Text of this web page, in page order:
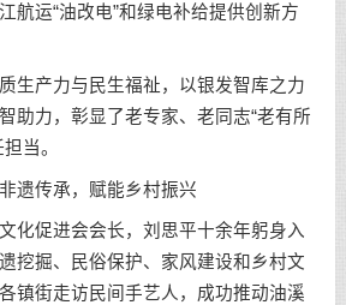
航运“油改电”和绿电补给提供创新方
产力与民生福祉，以银发智库之力
助力，彰显了老专家、老同志“老有所
当。
传承，赋能乡村振兴
促进会会长，刘思平十余年躬身入
挖掘、民俗保护、家风建设和乡村文
镇街走访民间手艺人，成功推动油溪